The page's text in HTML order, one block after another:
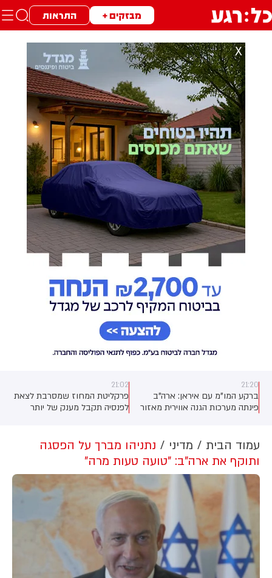
מבזקים + התראות
X
21:20
ברקע המו"מ עם איראן: ארה"ב
פינתה מערכות הגנה אווירית מאזור
עם זה לנוכח התקיפות האיראניות,
אבל לא זכינו לאוזן קשבת
21:02
פרקליטת המחוז שמסרבת לצאת
לפנסיה תקבל מענק של יותר
עמוד הבית מדיני
נתניהו מברך על הפסגה
ותוקף את ארה"ב: "טועה טעות מרה"